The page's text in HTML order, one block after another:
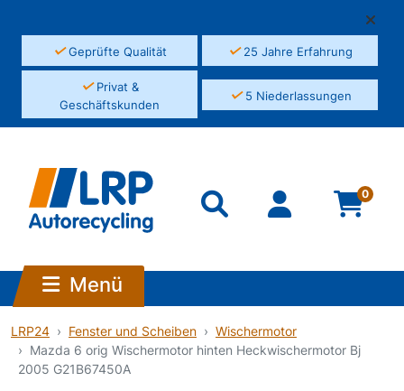
✓Geprüfte Qualität ✓25 Jahre Erfahrung
✓Privat &
Geschäftskunden
✓5 Niederlassungen
0
Menü
LRP24 Fenster und Scheiben
Wischermotor
Mazda 6 orig Wischermotor hinten Heckwischermotor Bj
2005 G21B67450A